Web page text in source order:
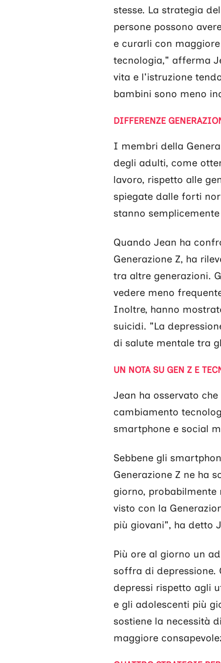
stesse. La strategia
persone possono
e curarli con
tecnologia," afferma
vita e l'istruzione
bambini sono meno
DIFFERENZE
I membri della
degli adulti, come
lavoro, rispetto alle
spiegate dalle forti
stanno
Quando Jean ha
Generazione Z, ha
tra altre generazioni.
vedere meno
Inoltre, hanno
suicidi. "La
di salute mentale tra
UN NOTA SU GEN Z E
Jean ha osservato
cambiamento
smartphone e social
Sebbene gli
Generazione Z ne ha
giorno, probabilmente
visto con la
più giovani", ha detto
Più ore al giorno un
soffra di depressione.
depressi rispetto agli
e gli adolescenti più
sostiene la necessità
maggiore